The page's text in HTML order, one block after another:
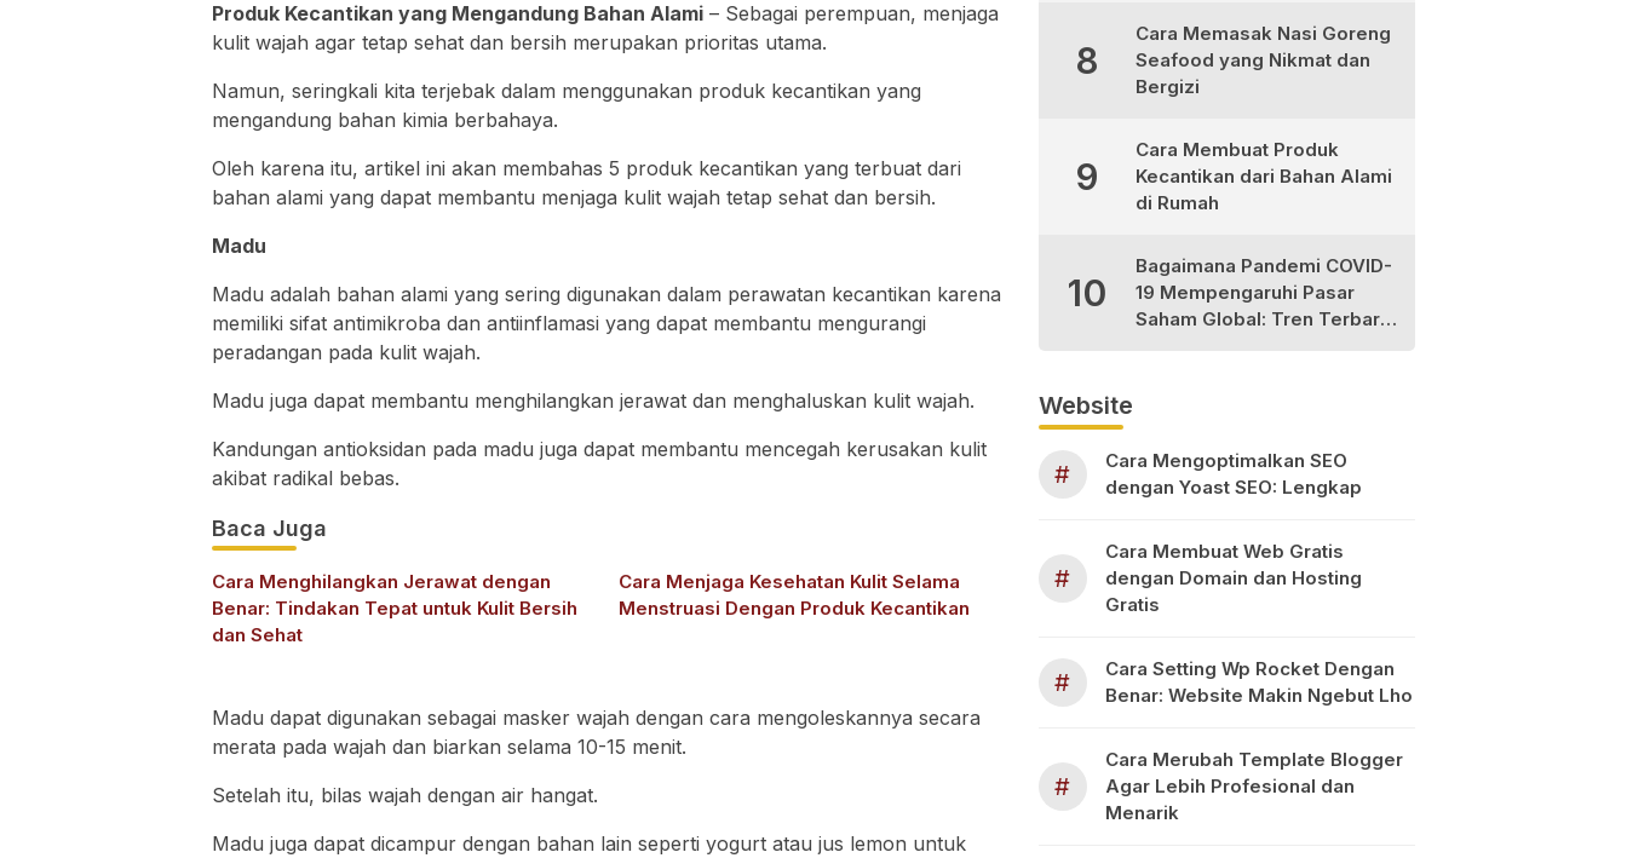
Produk Kecantikan yang Mengandung Bahan Alami – Sebagai perempuan, menjaga
kulit wajah agar tetap sehat dan bersih merupakan prioritas utama.
Namun, seringkali kita terjebak dalam menggunakan produk kecantikan yang
mengandung bahan kimia berbahaya.
Oleh karena itu, artikel ini akan membahas 5 produk kecantikan yang terbuat dari
bahan alami yang dapat membantu menjaga kulit wajah tetap sehat dan bersih.
Madu
Madu adalah bahan alami yang sering digunakan dalam perawatan kecantikan karena
memiliki sifat antimikroba dan antiinflamasi yang dapat membantu mengurangi
peradangan pada kulit wajah.
Madu juga dapat membantu menghilangkan jerawat dan menghaluskan kulit wajah.
Kandungan antioksidan pada madu juga dapat membantu mencegah kerusakan kulit
akibat radikal bebas.
Baca Juga
Cara Menghilangkan Jerawat dengan
Benar: Tindakan Tepat untuk Kulit Bersih
dan Sehat
Cara Menjaga Kesehatan Kulit Selama
Menstruasi Dengan Produk Kecantikan
Madu dapat digunakan sebagai masker wajah dengan cara mengoleskannya secara
merata pada wajah dan biarkan selama 10-15 menit.
Setelah itu, bilas wajah dengan air hangat.
Madu juga dapat dicampur dengan bahan lain seperti yogurt atau jus lemon untuk
8
Cara Memasak Nasi Goreng
Seafood yang Nikmat dan
Bergizi
9
Cara Membuat Produk
Kecantikan dari Bahan Alami
di Rumah
10
Bagaimana Pandemi COVID-
19 Mempengaruhi Pasar
Saham Global: Tren Terbaru
Website
#
Cara Mengoptimalkan SEO
dengan Yoast SEO: Lengkap
#
Cara Membuat Web Gratis
dengan Domain dan Hosting
Gratis
#
Cara Setting Wp Rocket Dengan
Benar: Website Makin Ngebut Lho
#
Cara Merubah Template Blogger
Agar Lebih Profesional dan
Menarik